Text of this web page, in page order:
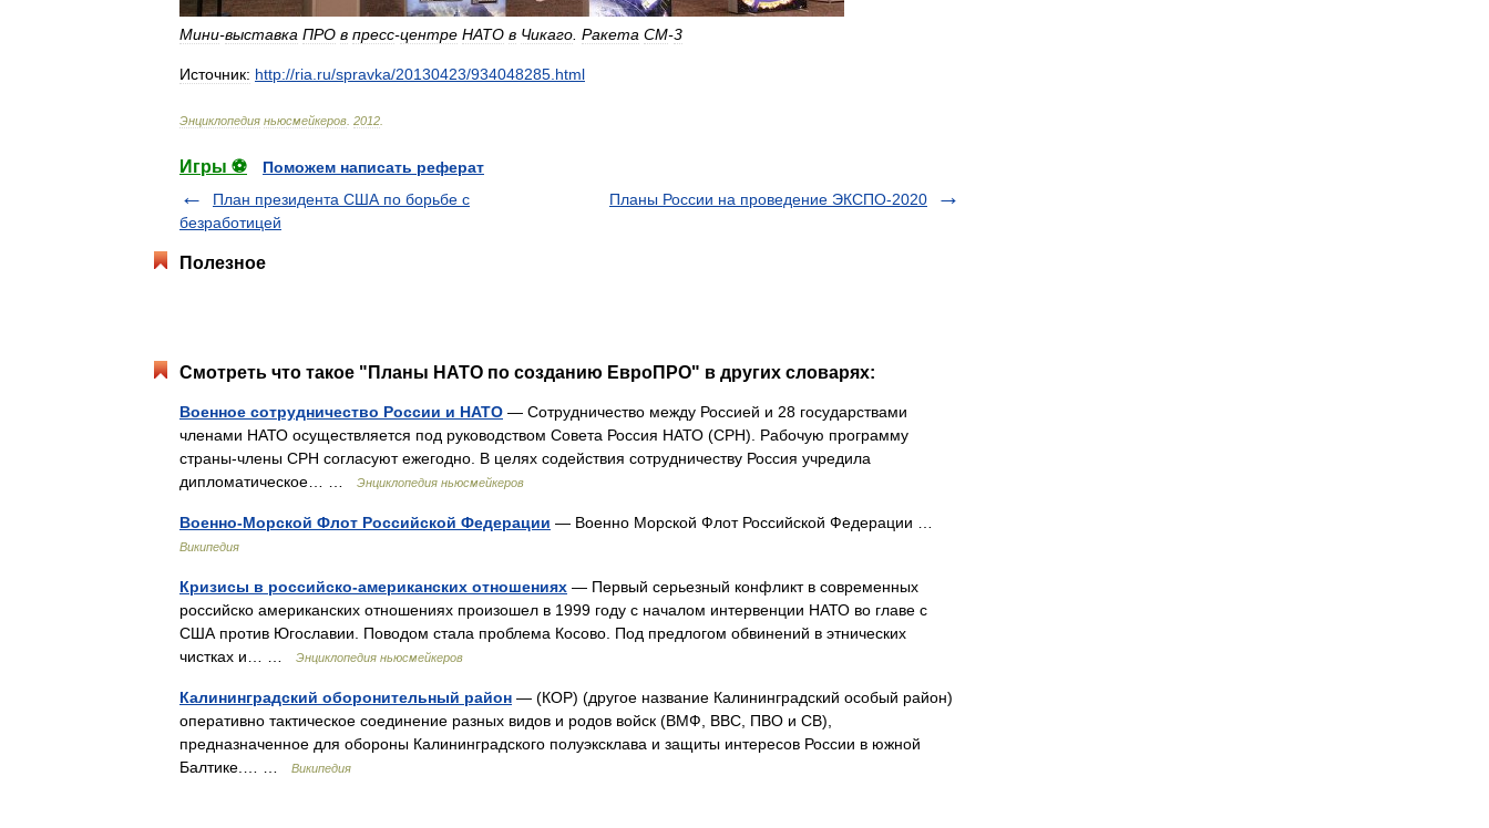
Мини-выставка ПРО в пресс-центре НАТО в Чикаго Ракета СМ-3
Источник: http://ria ru/spravka/20130423/934048285 html
Энциклопедия ньюсмейкеров 2012
Игры ⚽
Поможем написать реферат
План президента США по борьбе с
безработицей
Планы России на проведение ЭКСПО-2020
Полезное
Смотреть что такое "Планы НАТО по созданию ЕвроПРО" в других словарях:
Военное сотрудничество России и НАТО — Сотрудничество между Россией и 28 государствами
членами НАТО осуществляется под руководством Совета Россия НАТО (СРН). Рабочую программу
страны‑члены СРН согласуют ежегодно. В целях содействия сотрудничеству Россия учредила
дипломатическое… …
Энциклопедия ньюсмейкеров
Военно-Морской Флот Российской Федерации — Военно Морской Флот Российской Федерации …
Википедия
Кризисы в российско-американских отношениях — Первый серьезный конфликт в современных
российско американских отношениях произошел в 1999 году с началом интервенции НАТО во главе с
США против Югославии. Поводом стала проблема Косово. Под предлогом обвинений в этнических
чистках и… …
Энциклопедия ньюсмейкеров
Калининградский оборонительный район — (КОР) (другое название Калининградский особый район)
оперативно тактическое соединение разных видов и родов войск (ВМФ, ВВС, ПВО и СВ),
предназначенное для обороны Калининградского полуэксклава и защиты интересов России в южной
Балтике.… …
Википедия